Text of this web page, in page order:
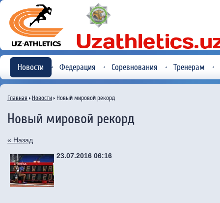
Новости Федерация Соревнования Тренерам
Главная Новости Новый мировой рекорд
Новый мировой рекорд
« Назад
23.07.2016 06:16